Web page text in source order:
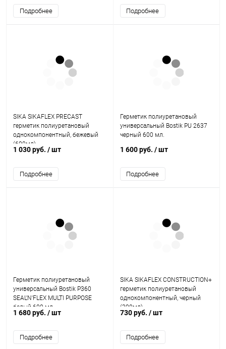
Подробнее Подробнее
SIKA SIKAFLEX PRECAST
герметик полиуретановый
однокомпонентный, бежевый
(600мл)
1 030 руб. / шт
Подробнее
Герметик полиуретановый
универсальный Bostik PU 2637
черный 600 мл.
1 600 руб. / шт
Подробнее
Герметик полиуретановый
универсальный Bostik Р360
SEAL'N'FLEX MULTI PURPOSE
белый 600 мл.
1 680 руб. / шт
Подробнее
SIKA SIKAFLEX CONSTRUCTION+
герметик полиуретановый
однокомпонентный, черный
(300мл)
730 руб. / шт
Подробнее